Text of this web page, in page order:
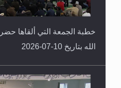
خطبة الجمعة التي ألقاها
الله بتاريخ 10-07-2026